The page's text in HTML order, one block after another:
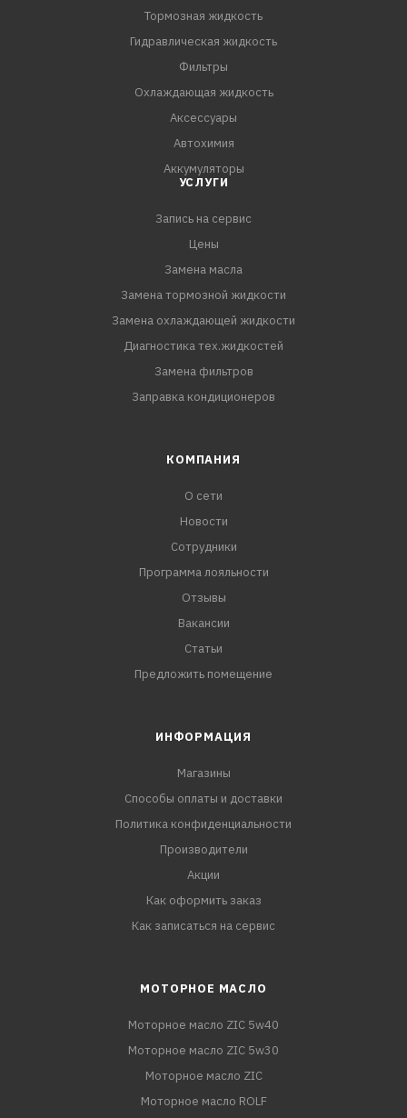
Тормозная жидкость
Гидравлическая жидкость
Фильтры
Охлаждающая жидкость
Аксессуары
Автохимия
Аккумуляторы
УСЛУГИ
Запись на сервис
Цены
Замена масла
Замена тормозной жидкости
Замена охлаждающей жидкости
Диагностика тех.жидкостей
Замена фильтров
Заправка кондиционеров
КОМПАНИЯ
О сети
Новости
Сотрудники
Программа лояльности
Отзывы
Вакансии
Статьи
Предложить помещение
ИНФОРМАЦИЯ
Магазины
Способы оплаты и доставки
Политика конфиденциальности
Производители
Акции
Как оформить заказ
Как записаться на сервис
МОТОРНОЕ МАСЛО
Моторное масло ZIC 5w40
Моторное масло ZIC 5w30
Моторное масло ZIC
Моторное масло ROLF